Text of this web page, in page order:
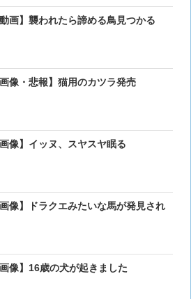
動画】襲われたら諦める鳥見つかる
画像・悲報】猫用のカツラ発売
画像】イッヌ、スヤスヤ眠る
画像】ドラクエみたいな馬が発見され
画像】16歳の犬が起きました